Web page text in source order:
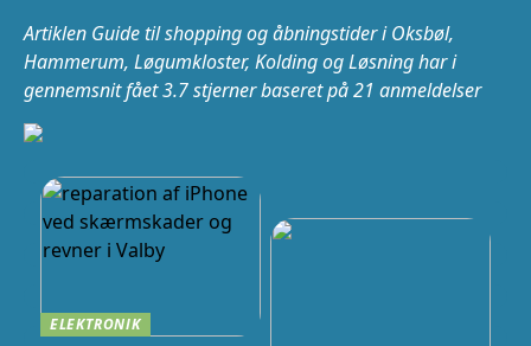
Artiklen Guide til shopping og åbningstider i Oksbøl,
Hammerum, Løgumkloster, Kolding og Løsning har i
gennemsnit fået3.7stjerner baseret på21 anmeldelser
ELEKTRONIK